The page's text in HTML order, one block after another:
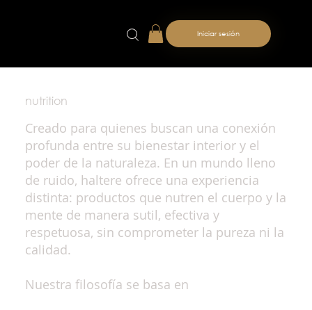
Iniciar sesión
nutrition
Creado para quienes buscan una conexión
profunda entre su bienestar interior y el
poder de la naturaleza. En un mundo lleno
de ruido, haltere ofrece una experiencia
distinta: productos que nutren el cuerpo y la
mente de manera sutil, efectiva y
respetuosa, sin comprometer la pureza ni la
calidad.
Nuestra filosofía se basa en